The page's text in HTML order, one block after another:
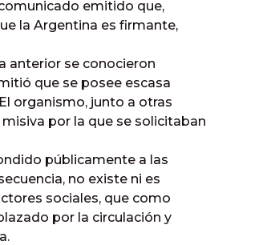
emitido que,
la Argentina es firmante,
anterior se conocieron
que se posee escasa
organismo, junto a otras
por la que se solicitaban
públicamente a las
no existe ni es
sociales, que como
por la circulación y